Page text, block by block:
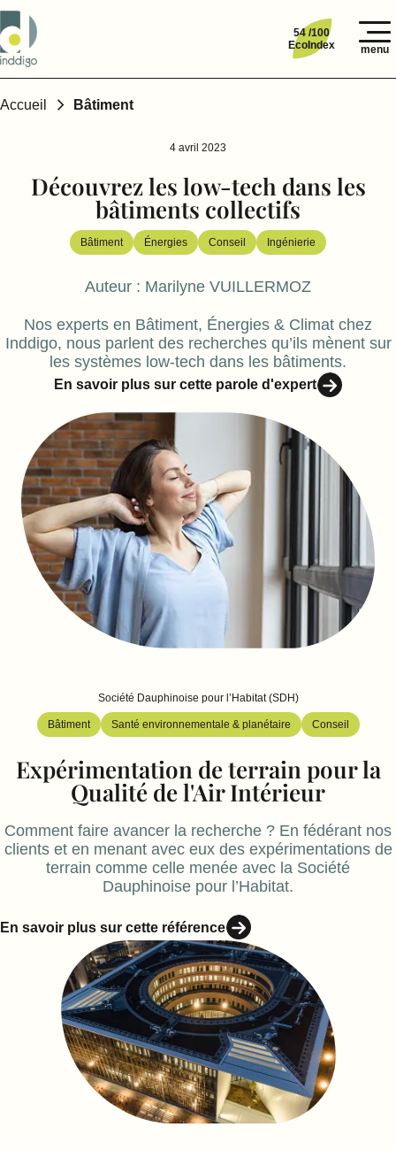
54 /100
EcoIndex
menu
Accueil Bâtiment
4 avril 2023
Découvrez les low-tech dans les
bâtiments collectifs
Bâtiment Énergies Conseil Ingénierie
Auteur : Marilyne VUILLERMOZ
Nos experts en Bâtiment, Énergies & Climat chez
Inddigo, nous parlent des recherches qu’ils mènent sur
les systèmes low-tech dans les bâtiments.
En savoir plus sur cette parole d'expert
Société Dauphinoise pour l’Habitat (SDH)
Bâtiment Santé environnementale & planétaire Conseil
Expérimentation de terrain pour la
Qualité de l'Air Intérieur
Comment faire avancer la recherche ? En fédérant nos
clients et en menant avec eux des expérimentations de
terrain comme celle menée avec la Société
Dauphinoise pour l’Habitat.
En savoir plus sur cette référence